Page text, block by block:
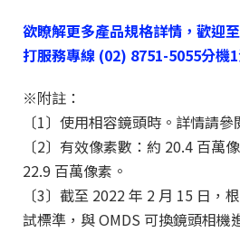
欲瞭解更多產品規格詳情，歡迎
打服務專線 (02) 8751-5055分機1
※附註：
〔1〕使用相容鏡頭時。詳情請參
〔2〕有效像素數：約 20.4 百萬
22.9 百萬像素。
〔3〕截至 2022 年 2 月 15 日，
試標準，與 OMDS 可換鏡頭相機